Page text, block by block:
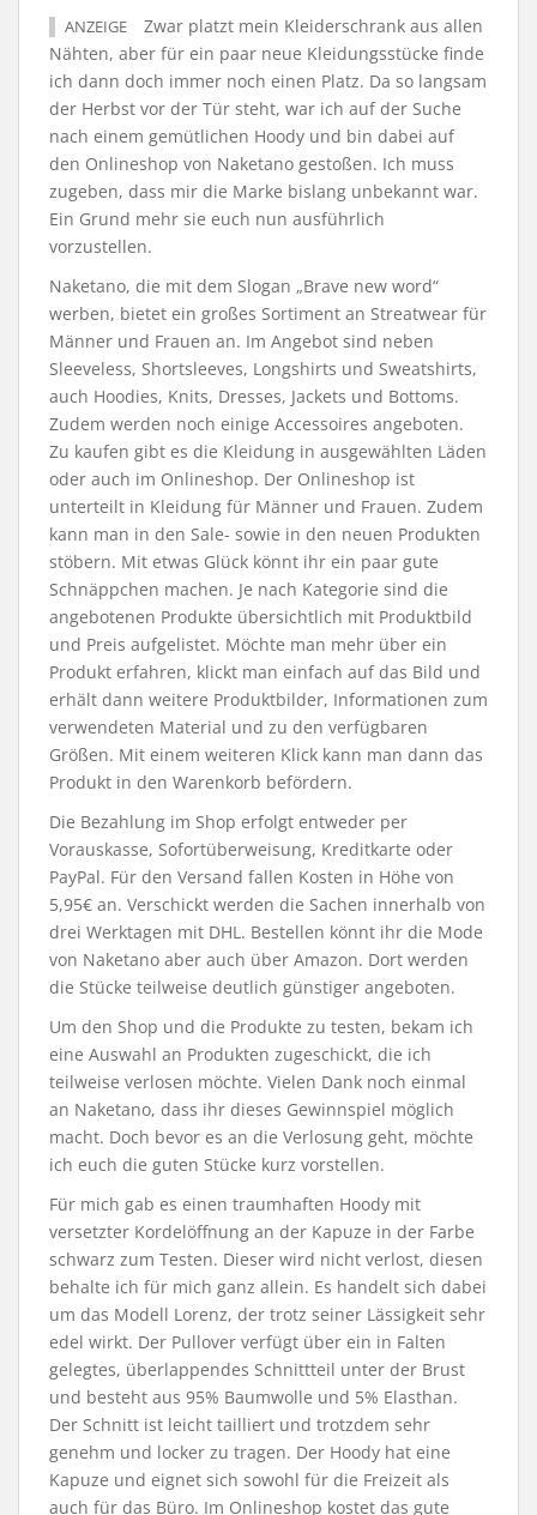
ANZEIGE
Zwar platzt mein Kleiderschrank aus allen
Nähten, aber für ein paar neue Kleidungsstücke finde
ich dann doch immer noch einen Platz. Da so langsam
der Herbst vor der Tür steht, war ich auf der Suche
nach einem gemütlichen Hoody und bin dabei auf
den Onlineshop von Naketano gestoßen. Ich muss
zugeben, dass mir die Marke bislang unbekannt war.
Ein Grund mehr sie euch nun ausführlich
vorzustellen.
Naketano, die mit dem Slogan „Brave new word“
werben, bietet ein großes Sortiment an Streatwear für
Männer und Frauen an. Im Angebot sind neben
Sleeveless, Shortsleeves, Longshirts und Sweatshirts,
auch Hoodies, Knits, Dresses, Jackets und Bottoms.
Zudem werden noch einige Accessoires angeboten.
Zu kaufen gibt es die Kleidung in ausgewählten Läden
oder auch im Onlineshop. Der Onlineshop ist
unterteilt in Kleidung für Männer und Frauen. Zudem
kann man in den Sale- sowie in den neuen Produkten
stöbern. Mit etwas Glück könnt ihr ein paar gute
Schnäppchen machen. Je nach Kategorie sind die
angebotenen Produkte übersichtlich mit Produktbild
und Preis aufgelistet. Möchte man mehr über ein
Produkt erfahren, klickt man einfach auf das Bild und
erhält dann weitere Produktbilder, Informationen zum
verwendeten Material und zu den verfügbaren
Größen. Mit einem weiteren Klick kann man dann das
Produkt in den Warenkorb befördern.
Die Bezahlung im Shop erfolgt entweder per
Vorauskasse, Sofortüberweisung, Kreditkarte oder
PayPal. Für den Versand fallen Kosten in Höhe von
5,95€ an. Verschickt werden die Sachen innerhalb von
drei Werktagen mit DHL. Bestellen könnt ihr die Mode
von Naketano aber auch über Amazon. Dort werden
die Stücke teilweise deutlich günstiger angeboten.
Um den Shop und die Produkte zu testen, bekam ich
eine Auswahl an Produkten zugeschickt, die ich
teilweise verlosen möchte. Vielen Dank noch einmal
an Naketano, dass ihr dieses Gewinnspiel möglich
macht. Doch bevor es an die Verlosung geht, möchte
ich euch die guten Stücke kurz vorstellen.
Für mich gab es einen traumhaften Hoody mit
versetzter Kordelöffnung an der Kapuze in der Farbe
schwarz zum Testen. Dieser wird nicht verlost, diesen
behalte ich für mich ganz allein. Es handelt sich dabei
um das Modell Lorenz, der trotz seiner Lässigkeit sehr
edel wirkt. Der Pullover verfügt über ein in Falten
gelegtes, überlappendes Schnittteil unter der Brust
und besteht aus 95% Baumwolle und 5% Elasthan.
Der Schnitt ist leicht tailliert und trotzdem sehr
genehm und locker zu tragen. Der Hoody hat eine
Kapuze und eignet sich sowohl für die Freizeit als
auch für das Büro. Im Onlineshop kostet das gute